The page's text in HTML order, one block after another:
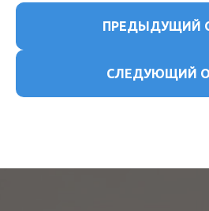
ПРЕДЫДУЩИЙ
СЛЕДУЮЩИЙ